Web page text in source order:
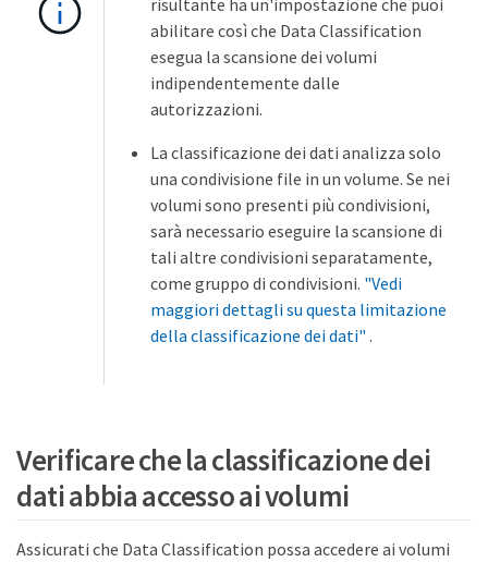
abilitare così che Data Classification
esegua la scansione dei volumi
indipendentemente dalle
autorizzazioni.
La classificazione dei dati analizza solo
una condivisione file in un volume. Se nei
volumi sono presenti più condivisioni,
sarà necessario eseguire la scansione di
tali altre condivisioni separatamente,
come gruppo di condivisioni. "Vedi
maggiori dettagli su questa limitazione
della classificazione dei dati" .
Verificare che la classificazione dei
dati abbia accesso ai volumi
Assicurati che Data Classification possa accedere ai volumi